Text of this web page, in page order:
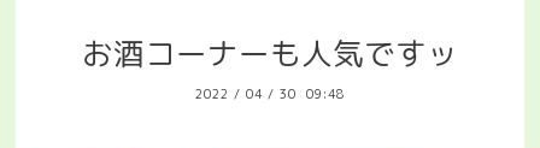
お酒コーナーも人気ですッ
2022 / 04 / 30 09:48